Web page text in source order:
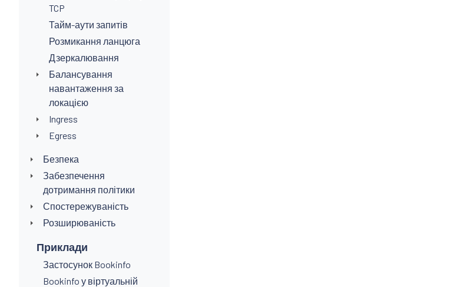
TCP
Тайм-аути запитів
Розмикання ланцюга
Дзеркалювання
Балансування
навантаження за
локацією
Ingress
Egress
Безпека
Забезпечення
дотримання політики
Спостережуваність
Розширюваність
Приклади
Застосунок Bookinfo
Bookinfo у віртуальній